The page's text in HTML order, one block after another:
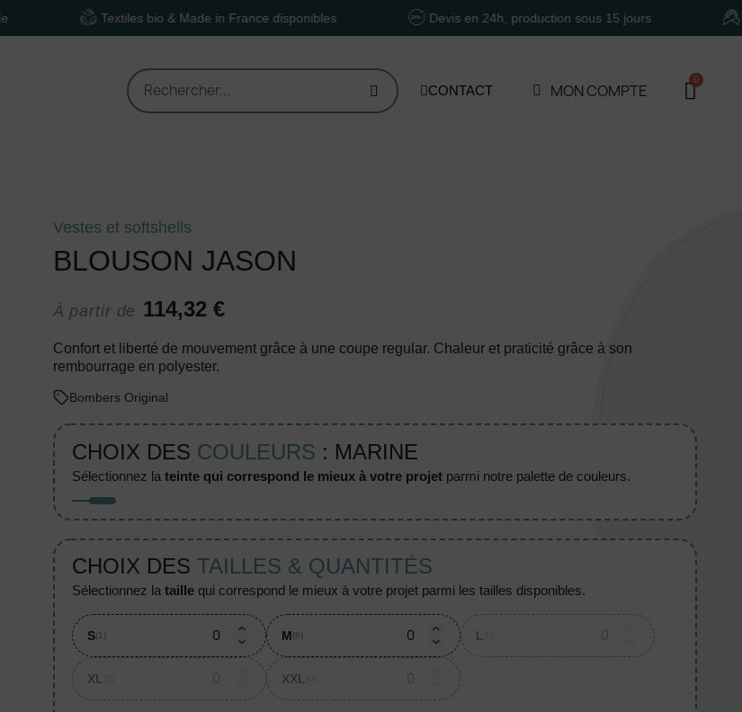
Textiles bio & Made in France disponibles Devis en 24h, production sous 15 jours Un
CONTACT MON COMPTE
Vestes et softshells
BLOUSON JASON
À partir de 114,32 €
Confort et liberté de mouvement grâce à une coupe regular. Chaleur et praticité grâce à son
rembourrage en polyester.
Bombers Original
CHOIX DES COULEURS : MARINE
sélectionnez la teinte qui correspond le mieux à votre projetparmi notre palette de couleurs.
CHOIX DES TAILLES & QUANTITÉS
sélectionnez la taillequi correspond le mieux à votre projet parmi les tailles disponibles.
S(1) M(6) L
XL XXL